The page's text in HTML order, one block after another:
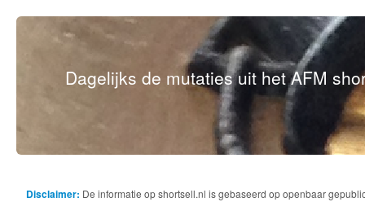
Dagelijks de mutaties uit het AFM
Disclaimer: De informatie op shortsell.nl is gebaseerd op openbaar